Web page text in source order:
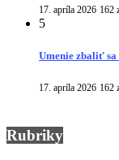
17. apríla 2026 162
5
Umenie zbaliť sa
17. apríla 2026 162
Rubriky